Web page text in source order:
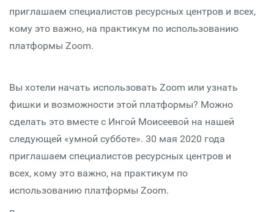
приглашаем специалистов ресурсных центров и всех,
кому это важно, на практикум по использованию
платформы Zoom.
Вы хотели начать использовать Zoom или узнать
фишки и возможности этой платформы? Можно
сделать это вместе с Ингой Моисеевой на нашей
следующей «умной субботе». 30 мая 2020 года
приглашаем специалистов ресурсных центров и
всех, кому это важно, на практикум по
использованию платформы Zoom.